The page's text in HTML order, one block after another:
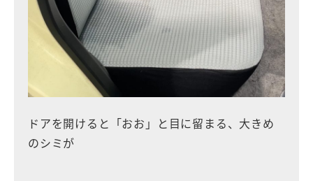
ドアを開けると「おお」と目に留まる、大きめ
のシミが